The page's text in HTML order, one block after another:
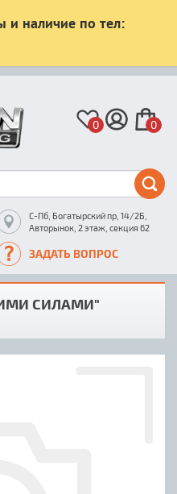
и наличие по тел:
0 0
С-Пб, Богатырский пр, 14/2Б,
Авторынок, 2 этаж, секция 62
ЗАДАТЬ ВОПРОС
СИЛАМИ"